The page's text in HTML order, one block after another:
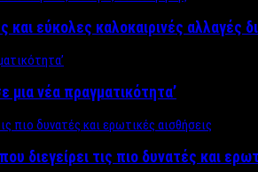
εύκολες καλοκαιρινές αλλαγές
μια νέα πραγματικότητα’
τις πιο δυνατές και